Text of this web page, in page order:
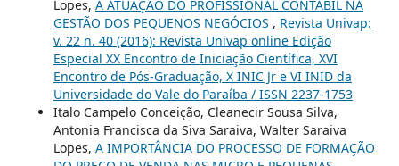
Lopes, A ATUAÇÃO DO PROFISSIONAL CONTÁBIL NA
GESTÃO DOS PEQUENOS NEGÓCIOS , Revista Univap:
v. 22 n. 40 (2016): Revista Univap online Edição
Especial XX Encontro de Iniciação Científica, XVI
Encontro de Pós-Graduação, X INIC Jr e VI INID da
Universidade do Vale do Paraíba / ISSN 2237-1753
Italo Campelo Conceição, Cleanecir Sousa Silva,
Antonia Francisca da Siva Saraiva, Walter Saraiva
Lopes, A IMPORTÂNCIA DO PROCESSO DE FORMAÇÃO